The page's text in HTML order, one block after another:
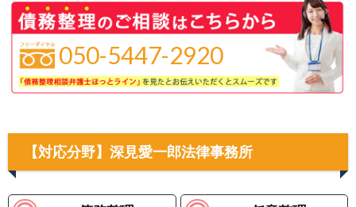
050-5447-2920
【対応分野】深見愛一郎法律事務所